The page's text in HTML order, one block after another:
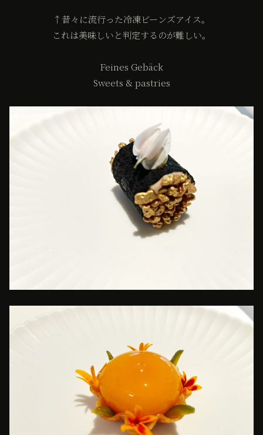
↑昔々に流行った冷凍ビーンズアイス。
これは美味しいと判定するのが難しい。
Feines Gebäck
Sweets & pastries